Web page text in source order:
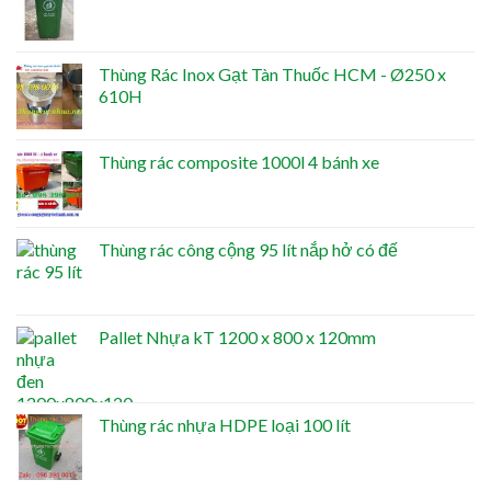
Thùng Rác Inox Gạt Tàn Thuốc HCM - Ø250 x
610H
Thùng rác composite 1000l 4 bánh xe
Thùng rác công cộng 95 lít nắp hở có đế
Pallet Nhựa kT 1200 x 800 x 120mm
Thùng rác nhựa HDPE loại 100 lít